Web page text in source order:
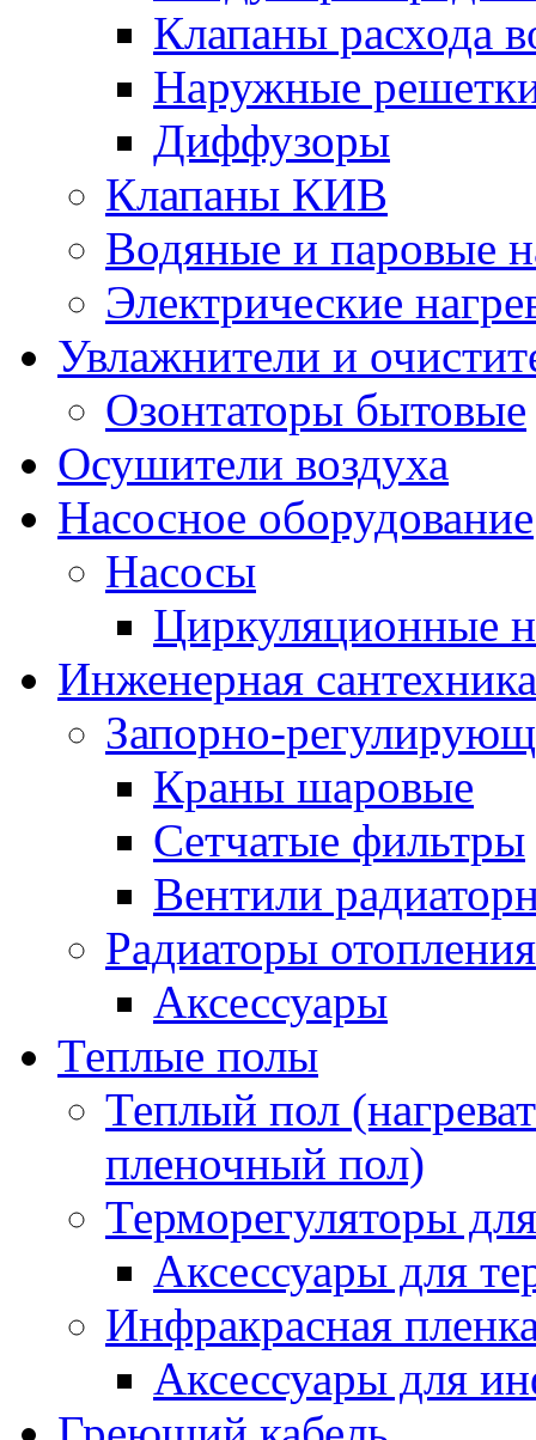
Клапаны расхода
Наружные
Диффузоры
Клапаны КИВ
Водяные и паровые
Электрические
Увлажнители и
Озонтаторы бытовые
Осушители воздуха
Насосное оборудование
Насосы
Циркуляционные
Инженерная сантехника
Запорно-
Краны шаровые
Сетчатые фильтры
Вентили
Радиаторы отопления
Аксессуары
Теплые полы
Теплый пол
пленочный пол)
Терморегуляторы
Аксессуары для
Инфракрасная
Аксессуары для